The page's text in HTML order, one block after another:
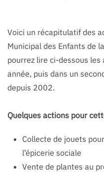
Voici un récapitulatif des
Municipal des Enfants de
pourrez lire ci-dessous les
année, puis dans un
depuis 2002.
Quelques actions pour
Collecte de jouets
l’épicerie sociale
Vente de plantes au